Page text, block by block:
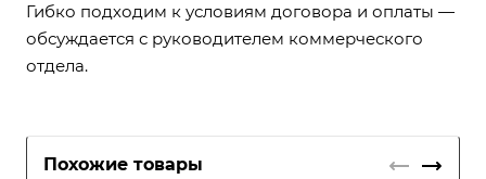
Гибко подходим к условиям договора и оплаты —
обсуждается с руководителем коммерческого
отдела.
Похожие товары